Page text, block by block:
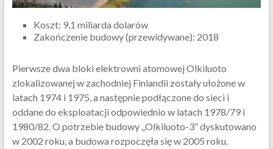
Koszt: 9,1 miliarda dolarów
Zakończenie budowy (przewidywane): 2018
Pierwsze dwa bloki elektrowni atomowej Olkiluoto
zlokalizowanej w zachodniej Finlandii zostały ułożone w
latach 1974 i 1975, a następnie podłączone do sieci i
oddane do eksploatacji odpowiednio w latach 1978/79 i
1980/82. O potrzebie budowy „Olkiluoto-3” dyskutowano
w 2002 roku, a budowa rozpoczęła się w 2005 roku.